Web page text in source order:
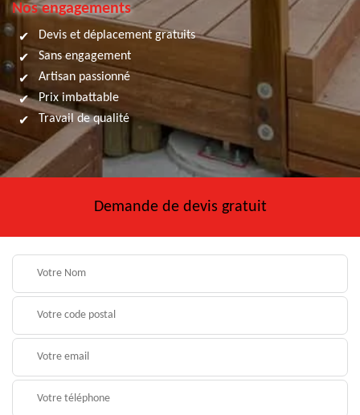
Nos engagements
Devis et déplacement gratuits
Sans engagement
Artisan passionné
Prix imbattable
Travail de qualité
Demande de devis gratuit